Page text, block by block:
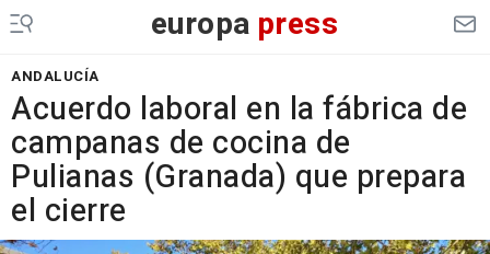
europa press
ANDALUCÍA
Acuerdo laboral en la fábrica de
campanas de cocina de
Pulianas (Granada) que prepara
el cierre